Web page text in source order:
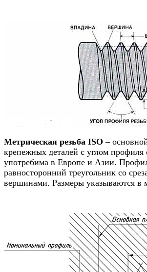
Метрическая резьба ISO –
крепежных деталей с углом
употребима в Европе и Азии.
равносторонний треугольник со
вершинами. Размеры указываются в